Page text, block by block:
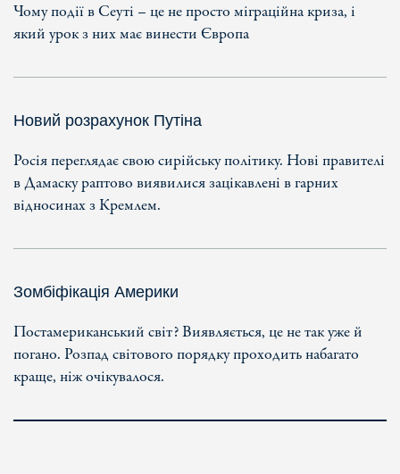
Чому події в Сеуті – це не просто міграційна криза, і
який урок з них має винести Європа
Новий розрахунок Путіна
Росія переглядає свою сирійську політику. Нові правителі
в Дамаску раптово виявилися зацікавлені в гарних
відносинах з Кремлем.
Зомбіфікація Америки
Постамериканський світ? Виявляється, це не так уже й
погано. Розпад світового порядку проходить набагато
краще, ніж очікувалося.